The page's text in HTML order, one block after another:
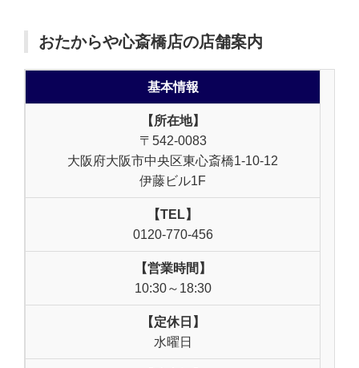
おたからや心斎橋店の店舗案内
基本情報
【所在地】
〒542-0083
大阪府大阪市中央区東心斎橋1-10-12
伊藤ビル1F
【TEL】
0120-770-456
【営業時間】
10:30～18:30
【定休日】
水曜日